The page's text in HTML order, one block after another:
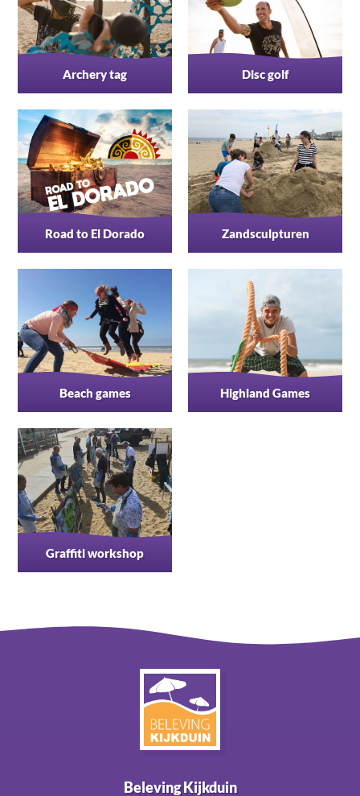
Archery tag Disc golf
Road to El Dorado Zandsculpturen
Beach games Highland Games
Graffiti workshop
Beleving Kijkduin